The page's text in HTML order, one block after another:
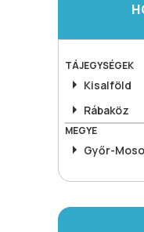
TÁJEGYSÉGEK
Kisalföld
Rábaköz
MEGYE
Győr-